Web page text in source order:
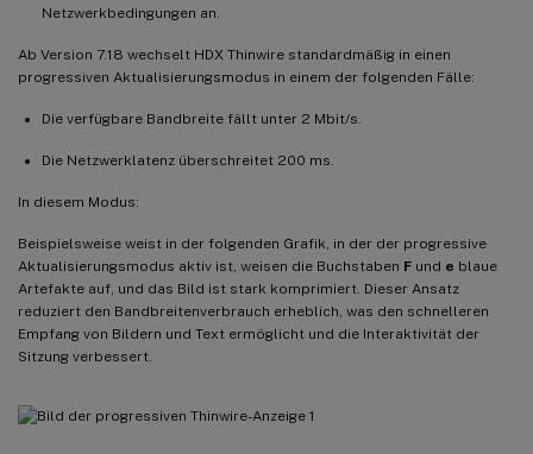
Netzwerkbedingungen an.
Ab Version 7.18 wechselt HDX Thinwire standardmäßig in einen
progressiven Aktualisierungsmodus in einem der folgenden Fälle:
Die verfügbare Bandbreite fällt unter 2 Mbit/s.
Die Netzwerklatenz überschreitet 200 ms.
In diesem Modus:
Beispielsweise weist in der folgenden Grafik, in der der progressive
Aktualisierungsmodus aktiv ist, weisen die Buchstaben F und e blaue
Artefakte auf, und das Bild ist stark komprimiert. Dieser Ansatz
reduziert den Bandbreitenverbrauch erheblich, was den schnelleren
Empfang von Bildern und Text ermöglicht und die Interaktivität der
Sitzung verbessert.